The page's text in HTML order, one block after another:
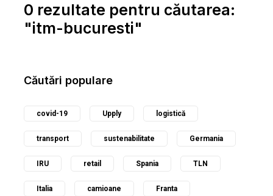
0 rezultate pentru căutarea:
"itm-bucuresti"
Căutări populare
covid-19 Upply logistică
transport sustenabilitate Germania
IRU retail Spania TLN
Italia camioane Franta